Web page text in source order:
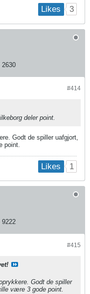
Likes 3
2630
#414
deler point.
Godt de spiller uafgjort,
point.
Likes 1
9222
#415
Godt de spiller
være 3 gode point.